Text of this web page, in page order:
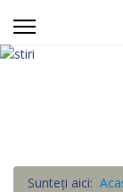
Sunteți aici: